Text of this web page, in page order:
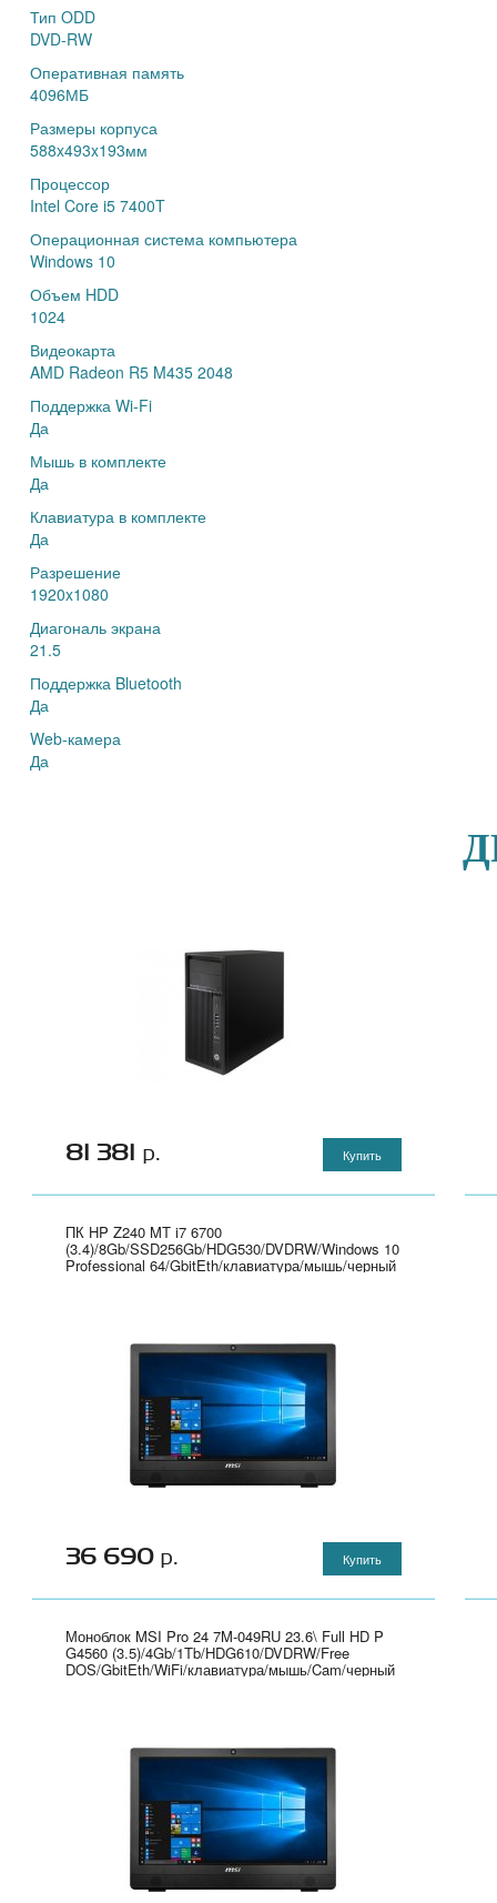
Тип ODD
DVD-RW
Оперативная память
4096МБ
Размеры корпуса
588x493x193мм
Процессор
Intel Core i5 7400T
Операционная система компьютера
Windows 10
Объем HDD
1024
Видеокарта
AMD Radeon R5 M435 2048
Поддержка Wi-Fi
Да
Мышь в комплекте
Да
Клавиатура в комплекте
Да
Разрешение
1920x1080
Диагональ экрана
21.5
Поддержка Bluetooth
Да
Web-камера
Да
81 381 р. Купить
ПК HP Z240 MT i7 6700
(3.4)/8Gb/SSD256Gb/HDG530/DVDRW/Windows 10
Professional 64/GbitEth/клавиатура/мышь/черный
36 690р. Купить
Моноблок MSI Pro 24 7M-049RU 23.6\ Full HD P
G4560 (3.5)/4Gb/1Tb/HDG610/DVDRW/Free
DOS/GbitEth/WiFi/клавиатура/мышь/Cam/черный